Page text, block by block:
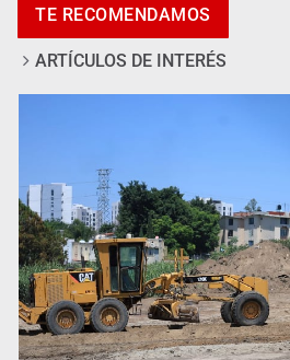
Exigen con protesta atender
TE RECOMENDAMOS
ARTÍCULOS DE INTERÉS